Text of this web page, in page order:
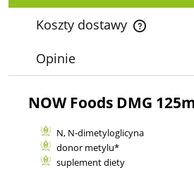
Koszty dostawy
Cena nie zawiera ewentualnych kosztów
Opinie
NOW Foods DMG
N, N-dimetyloglicyna
donor metylu*
suplement diety